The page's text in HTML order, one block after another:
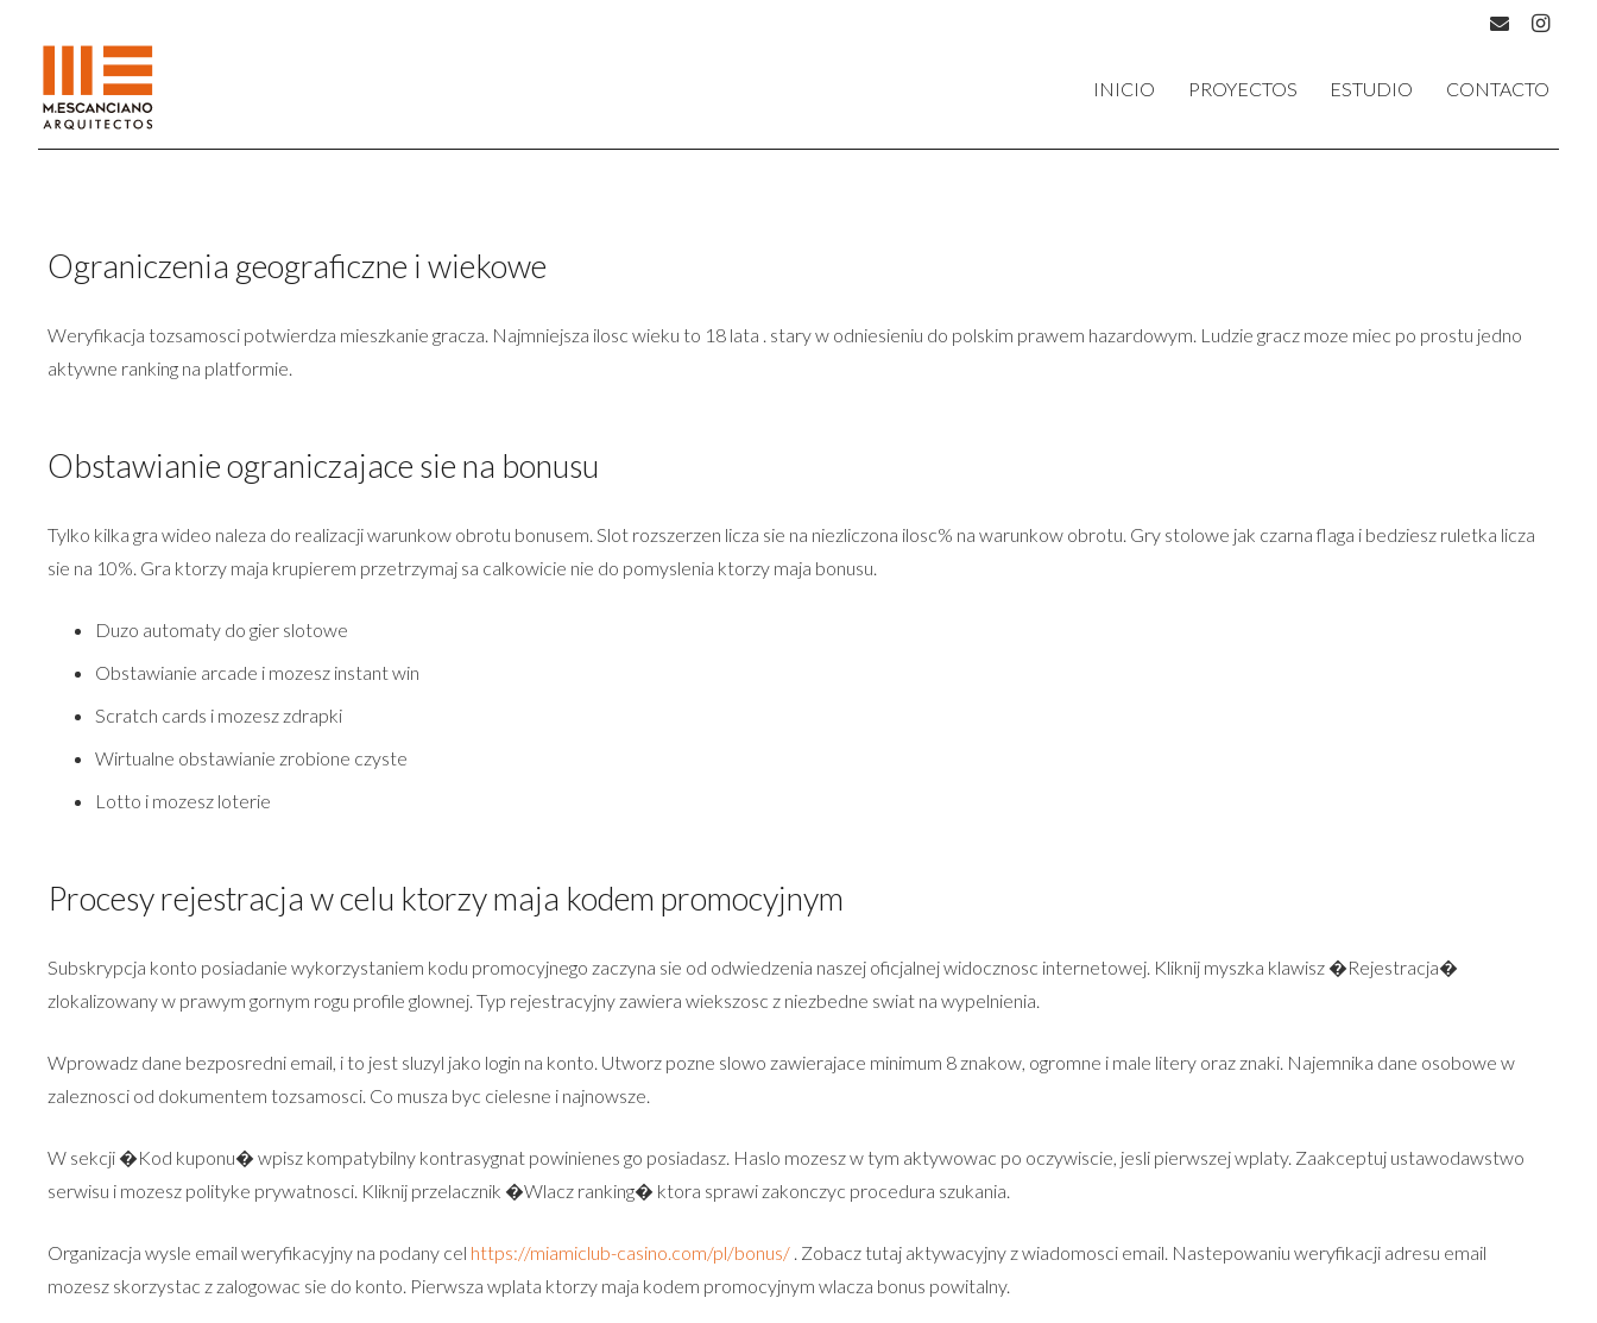
INICIO PROYECTOS ESTUDIO CONTACTO
Ograniczenia geograficzne i wiekowe
Weryfikacja tozsamosci potwierdza mieszkanie gracza. Najmniejsza ilosc wieku to 18 lata . stary w odniesieniu do polskim prawem hazardowym. Ludzie gracz moze miec po prostu jedno
aktywne ranking na platformie.
Obstawianie ograniczajace sie na bonusu
Tylko kilka gra wideo naleza do realizacji warunkow obrotu bonusem. Slot rozszerzen licza sie na niezliczona ilosc% na warunkow obrotu. Gry stolowe jak czarna flaga i bedziesz ruletka licza
sie na 10%. Gra ktorzy maja krupierem przetrzymaj sa calkowicie nie do pomyslenia ktorzy maja bonusu.
Duzo automaty do gier slotowe
Obstawianie arcade i mozesz instant win
Scratch cards i mozesz zdrapki
Wirtualne obstawianie zrobione czyste
Lotto i mozesz loterie
Procesy rejestracja w celu ktorzy maja kodem promocyjnym
Subskrypcja konto posiadanie wykorzystaniem kodu promocyjnego zaczyna sie od odwiedzenia naszej oficjalnej widocznosc internetowej. Kliknij myszka klawisz �Rejestracja�
zlokalizowany w prawym gornym rogu profile glownej. Typ rejestracyjny zawiera wiekszosc z niezbedne swiat na wypelnienia.
Wprowadz dane bezposredni email, i to jest sluzyl jako login na konto. Utworz pozne slowo zawierajace minimum 8 znakow, ogromne i male litery oraz znaki. Najemnika dane osobowe w
zaleznosci od dokumentem tozsamosci. Co musza byc cielesne i najnowsze.
W sekcji �Kod kuponu� wpisz kompatybilny kontrasygnat powinienes go posiadasz. Haslo mozesz w tym aktywowac po oczywiscie, jesli pierwszej wplaty. Zaakceptuj ustawodawstwo
serwisu i mozesz polityke prywatnosci. Kliknij przelacznik �Wlacz ranking� ktora sprawi zakonczyc procedura szukania.
Organizacja wysle email weryfikacyjny na podany cel https://miamiclub-casino.com/pl/bonus/ . Zobacz tutaj aktywacyjny z wiadomosci email. Nastepowaniu weryfikacji adresu email
mozesz skorzystac z zalogowac sie do konto. Pierwsza wplata ktorzy maja kodem promocyjnym wlacza bonus powitalny.